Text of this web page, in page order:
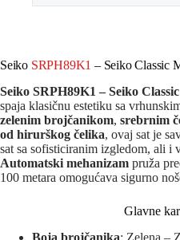
Seiko SRPH89K1 – Seiko Classic
Seiko SRPH89K1 – Seiko Classic
spaja klasičnu estetiku sa
zelenim brojčanikom, srebrnim
od hirurškog čelika, ovaj sat je
sat sa sofisticiranim izgledom, ali i
Automatski mehanizam pruža
100 metara omogućava sigurno
Glavne
Boja brojčanika: Zelena –